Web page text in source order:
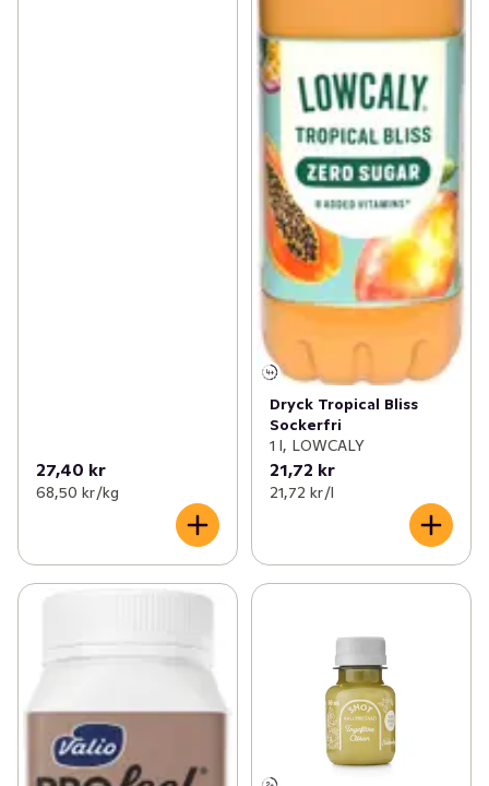
27,40 kr
68,50 kr /kg
Dryck Tropical Bliss
Sockerfri
1 l, LOWCALY
21,72 kr
21,72 kr /l